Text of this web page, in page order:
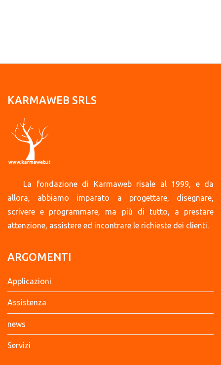
KARMAWEB SRLS
La fondazione di Karmaweb risale al 1999, e da
allora, abbiamo imparato a progettare, disegnare,
scrivere e programmare, ma più di tutto, a prestare
attenzione, assistere ed incontrare le richieste dei clienti.
ARGOMENTI
Applicazioni
Assistenza
news
Servizi